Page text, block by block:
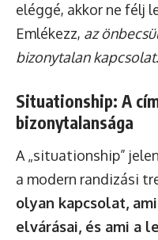
eléggé, akkor ne félj
Emlékezz, az
bizonytalan kapcsolat.
Situationship: A
bizonytalansága
A „situationship”
a modern randizási
olyan kapcsolat,
elvárásai, és ami a